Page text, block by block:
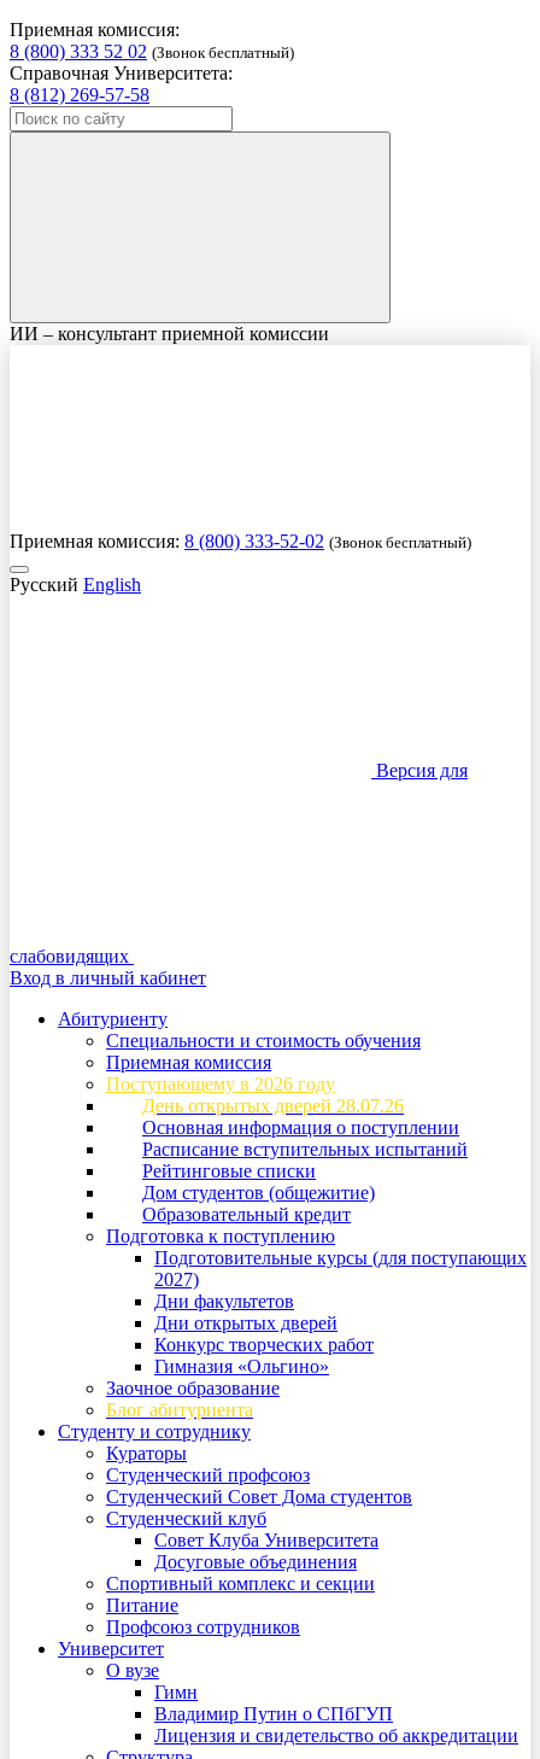
Приемная комиссия:
8 (800) 333 52 02 (Звонок бесплатный)
Справочная Университета:
8 (812) 269-57-58
ИИ – консультант приемной комиссии
Приемная комиссия: 8 (800) 333-52-02 (Звонок бесплатный)
Русский English
Версия для
слабовидящих
Вход в личный кабинет
Абитуриенту
Специальности и стоимость обучения
Приемная комиссия
Поступающему в 2026 году
День открытых дверей 28.07.26
Основная информация о поступлении
Расписание вступительных испытаний
Рейтинговые списки
Дом студентов (общежитие)
Образовательный кредит
Подготовка к поступлению
Подготовительные курсы (для поступающих
2027)
Дни факультетов
Дни открытых дверей
Конкурс творческих работ
Гимназия «Ольгино»
Заочное образование
Блог абитуриента
Студенту и сотруднику
Кураторы
Студенческий профсоюз
Студенческий Совет Дома студентов
Студенческий клуб
Совет Клуба Университета
Досуговые объединения
Спортивный комплекс и секции
Питание
Профсоюз сотрудников
Университет
О вузе
Гимн
Владимир Путин о СПбГУП
Лицензия и свидетельство об аккредитации